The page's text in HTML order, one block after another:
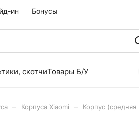
ин Бонусы
скотчиТовары Б/У
Корпуса Xiaomi Корпус (средняя